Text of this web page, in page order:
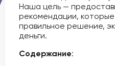
Наша цель —
рекомендации, которые
правильное решение,
деньги.
Содержание: